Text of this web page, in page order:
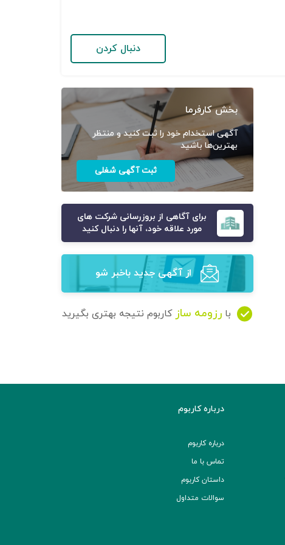
دنبال کردن
بخش کارفرما
آگهی استخدام خود را ثبت کنید و منتظر
بهترین‌ها باشید
ثبت آگهی شغلی
برای آگاهی از بروزرسانی شرکت های
مورد علاقه خود، آنها را دنبال کنید
از آگهی‌ جدید باخبر شو
با رزومه ساز کاربوم نتیجه بهتری بگیرید
درباره کاربوم
درباره کاربوم
تماس با ما
داستان کاربوم
سوالات متداول